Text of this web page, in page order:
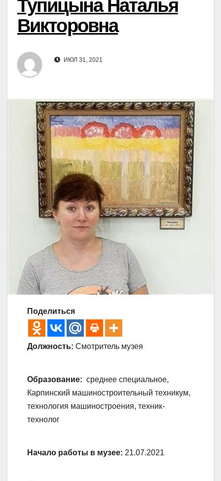
Тупицына Наталья
Викторовна
ИЮЛ 31, 2021
Поделиться
Должность: Смотритель музея
Образование: среднее специальное,
Карпинский машиностроительный техникум,
технология машиностроения, техник-
технолог
Начало работы в музее: 21.07.2021